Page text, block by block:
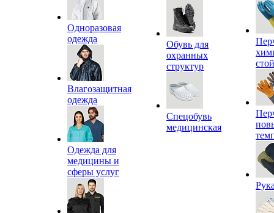
Одноразовая
одежда
Влагозащитная
одежда
Одежда для
медицины и
сферы услуг
Обувь для
охранных
структур
Спецобувь
медицинская